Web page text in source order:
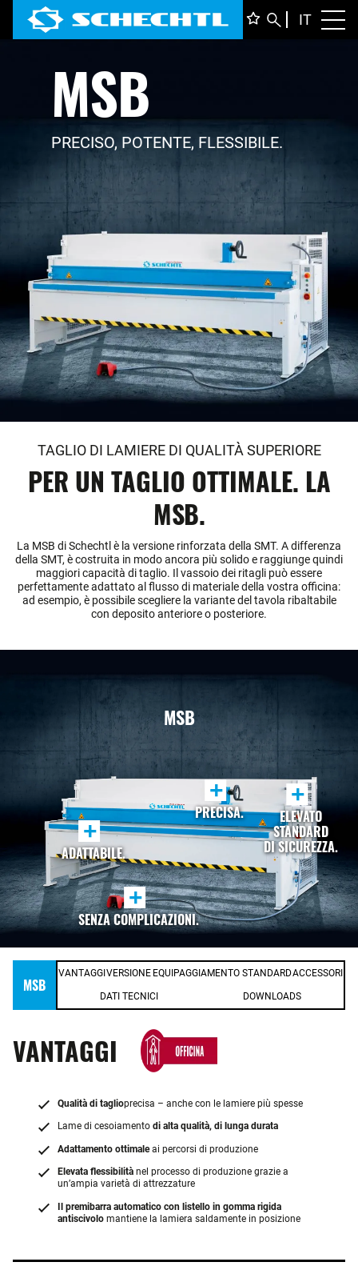
IT
MSB
PRECISO, POTENTE, FLESSIBILE.
TAGLIO DI LAMIERE DI QUALITÀ SUPERIORE
PER UN TAGLIO OTTIMALE. LA
MSB.
La MSB di Schechtl è la versione rinforzata della SMT. A differenza
della SMT, è costruita in modo ancora più solido e raggiunge quindi
maggiori capacità di taglio. Il vassoio dei ritagli può essere
perfettamente adattato al flusso di materiale della vostra officina:
ad esempio, è possibile scegliere la variante del tavola ribaltabile
con deposito anteriore o posteriore.
MSB
+
PRECISA.
+
ELEVATO
STANDARD
DI SICUREZZA.
+
ADATTABILE.
+
SENZA COMPLICAZIONI.
MSB
VANTAGGI VERSIONE EQUIPAGGIAMENTO STANDARDACCESSORI
DATI TECNICI DOWNLOADS
VANTAGGI
Qualità di taglioprecisa – anche con le lamiere più spesse
Lame di cesoiamento di alta qualità, di lunga durata
Adattamento ottimaleai percorsi di produzione
Elevata flessibilità nel processo di produzione grazie a
un’ampia varietà di attrezzature
Il premibarra automatico con listello in gomma rigida
antiscivolo mantiene la lamiera saldamente in posizione